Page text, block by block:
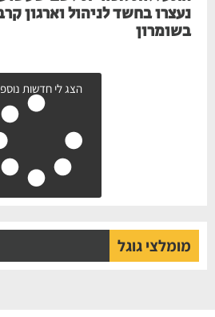
נעצרו בחשד לניהול וארגון
בשומרון
הצג לי חדשות
מומלצי גוגל